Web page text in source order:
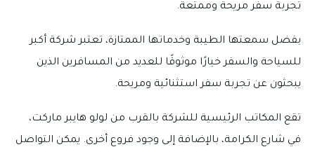
تجربة سفر مريحة وممتعة.
بفضل سمعتها الطيبة وخدماتها الممتازة، تعتبر شركة أكبر
للسياحة والسفر خيارًا موثوقًا للعديد من المسافرين الذين
يبحثون عن تجربة سفر استثنائية ومريحة.
تقع المكاتب الرئيسية للشركة بالقرب من لولو هايبر ماركت،
في شارع الكرامة، بالإضافة إلى وجود فروع أخرى. يمكن التواصل